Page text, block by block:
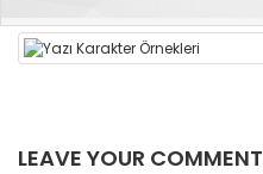
LEAVE YOUR COMMENT